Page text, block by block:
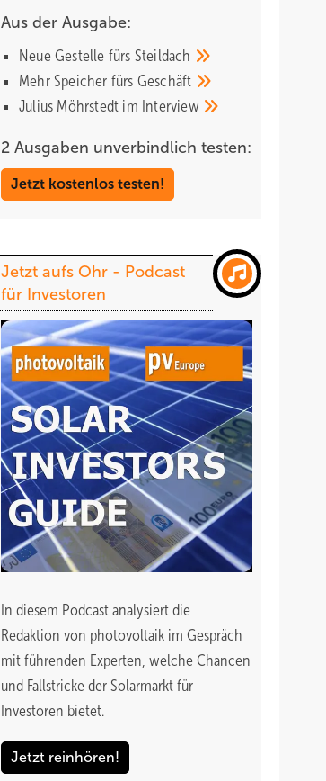
Aus der Ausgabe:
Neue Gestelle fürs Steildach
Mehr Speicher fürs Geschäft
Julius Möhrstedt im Interview
2 Ausgaben unverbindlich testen:
Jetzt kostenlos testen!
Jetzt aufs Ohr - Podcast
für Investoren
In diesem Podcast analysiert die
Redaktion von photovoltaik im Gespräch
mit führenden Experten, welche Chancen
und Fallstricke der Solarmarkt für
Investoren bietet.
Jetzt reinhören!